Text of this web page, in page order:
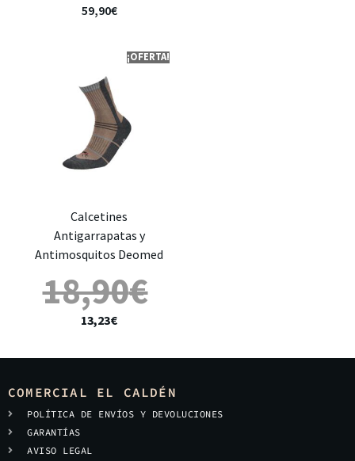
59,90€
¡OFERTA!
Calcetines
Antigarrapatas y
Antimosquitos Deomed
18,90€
13,23€
COMERCIAL EL CALDÉN
POLÍTICA DE ENVÍOS Y DEVOLUCIONES
GARANTÍAS
AVISO LEGAL